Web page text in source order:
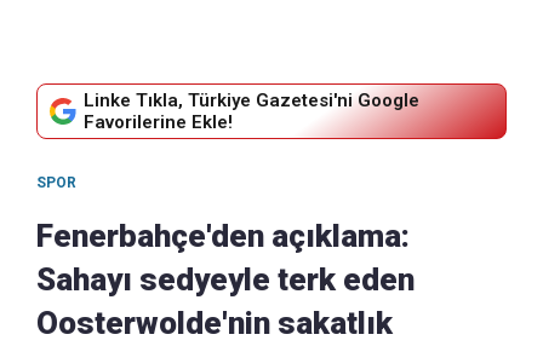
Linke Tıkla, Türkiye Gazetesi'ni Google
Favorilerine Ekle!
SPOR
Fenerbahçe'den açıklama:
Sahayı sedyeyle terk eden
Oosterwolde'nin sakatlık